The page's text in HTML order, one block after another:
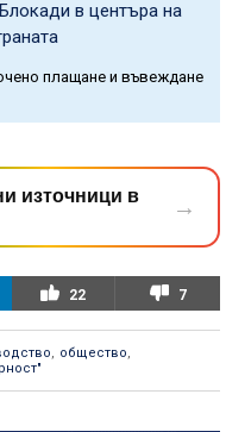
в центъра на
плащане и въвеждане
източници в
→
22 7
, общество,